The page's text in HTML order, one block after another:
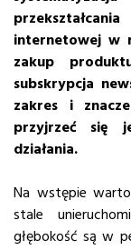
internetowej w
zakup
subskrypcja
zakres i
przyjrzeć się
działania.
Na wstępie
stale
głębokość są w